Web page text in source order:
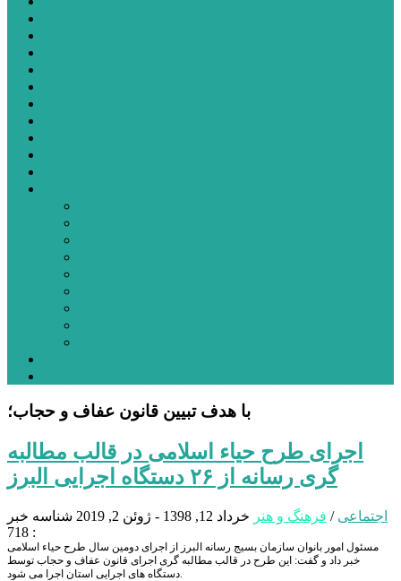
با هدف تبیین قانون عفاف و حجاب؛
اجرای طرح حیاء اسلامی در قالب مطالبه
گری رسانه از ۲۶ دستگاه اجرایی البرز
اجتماعی / فرهنگ و هنر خرداد 12, 1398 - ژوئن 2, 2019
شناسه خبر
: 718
مسئول امور بانوان سازمان بسیج رسانه البرز از اجرای دومین سال طرح حیاء اسلامی
خبر داد و گفت: این طرح در قالب مطالبه گری اجرای قانون عفاف و حجاب توسط
دستگاه های اجرایی استان اجرا می شود.